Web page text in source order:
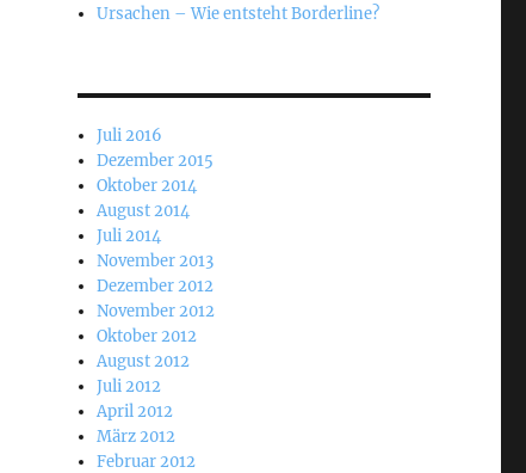
Ursachen – Wie entsteht Borderline?
Juli 2016
Dezember 2015
Oktober 2014
August 2014
Juli 2014
November 2013
Dezember 2012
November 2012
Oktober 2012
August 2012
Juli 2012
April 2012
März 2012
Februar 2012